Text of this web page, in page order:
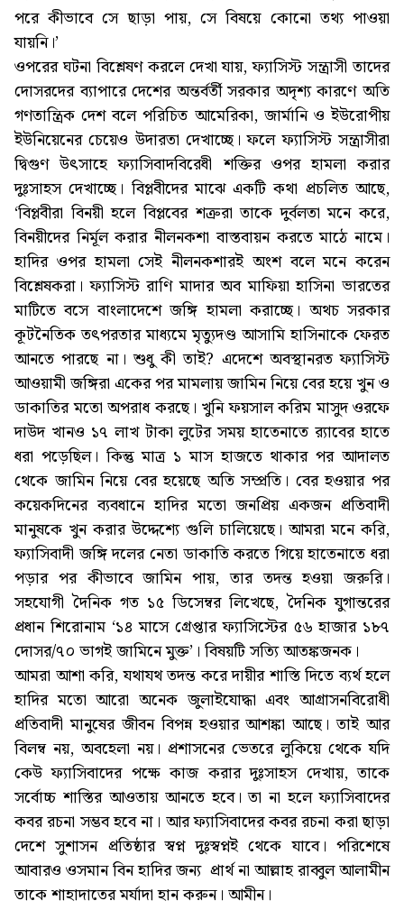
পরে কীভাবে সে ছাড়া পায়, সে বিষয়ে কোনো তথ্য পাওয়া
যায়নি।’
ওপরের ঘটনা বিশ্লেষণ করলে দেখা যায়, ফ্যাসিস্ট সন্ত্রাসী তাদের
দোসরদের ব্যাপারে দেশের অন্তর্বর্তী সরকার অদৃশ্য কারণে অতি
গণতান্ত্রিক দেশ বলে পরিচিত আমেরিকা, জার্মানি ও ইউরোপীয়
ইউনিয়েনের চেয়েও উদারতা দেখাচ্ছে। ফলে ফ্যাসিস্ট সন্ত্রাসীরা
দ্বিগুণ উৎসাহে ফ্যাসিবাদবিরেধী শক্তির ওপর হামলা করার
দুঃসাহস দেখাচ্ছে। বিপ্লবীদের মাঝে একটি কথা প্রচলিত আছে,
‘বিপ্লবীরা বিনয়ী হলে বিপ্লবের শত্রুরা তাকে দুর্বলতা মনে করে,
বিনয়ীদের নির্মূল করার নীলনকশা বাস্তবায়ন করতে মাঠে নামে।
হাদির ওপর হামলা সেই নীলনকশারই অংশ বলে মনে করেন
বিশ্লেষকরা। ফ্যাসিস্ট রাণি মাদার অব মাফিয়া হাসিনা ভারতের
মাটিতে বসে বাংলাদেশে জঙ্গি হামলা করাচ্ছে। অথচ সরকার
কূটনৈতিক তৎপরতার মাধ্যমে মৃত্যুদণ্ড আসামি হাসিনাকে ফেরত
আনতে পারছে না। শুধু কী তাই? এদেশে অবস্থানরত ফ্যাসিস্ট
আওয়ামী জঙ্গিরা একের পর মামলায় জামিন নিয়ে বের হয়ে খুন ও
ডাকাতির মতো অপরাধ করছে। খুনি ফয়সাল করিম মাসুদ ওরফে
দাউদ খানও ১৭ লাখ টাকা লুটের সময় হাতেনাতে র‌্যাবের হাতে
ধরা পড়েছিল। কিন্তু মাত্র ১ মাস হাজতে থাকার পর আদালত
থেকে জামিন নিয়ে বের হয়েছে অতি সম্প্রতি। বের হওয়ার পর
কয়েকদিনের ব্যবধানে হাদির মতো জনপ্রিয় একজন প্রতিবাদী
মানুষকে খুন করার উদ্দেশ্যে গুলি চালিয়েছে। আমরা মনে করি,
ফ্যাসিবাদী জঙ্গি দলের নেতা ডাকাতি করতে গিয়ে হাতেনাতে ধরা
পড়ার পর কীভাবে জামিন পায়, তার তদন্ত হওয়া জরুরি।
সহযোগী দৈনিক গত ১৫ ডিসেম্বর লিখেছে, দৈনিক যুগান্তরের
প্রধান শিরোনাম ‘১৪ মাসে গ্রেপ্তার ফ্যাসিস্টের ৫৬ হাজার ১৮৭
দোসর/৭০ ভাগই জামিনে মুক্ত’। বিষয়টি সত্যি আতঙ্কজনক।
আমরা আশা করি, যথাযথ তদন্ত করে দায়ীর শাস্তি দিতে ব্যর্থ হলে
হাদির মতো আরো অনেক জুলাইযোদ্ধা এবং আগ্রাসনবিরোধী
প্রতিবাদী মানুষের জীবন বিপন্ন হওয়ার আশঙ্কা আছে। তাই আর
বিলম্ব নয়, অবহেলা নয়। প্রশাসনের ভেতরে লুকিয়ে থেকে যদি
কেউ ফ্যাসিবাদের পক্ষে কাজ করার দুঃসাহস দেখায়, তাকে
সর্বোচ্চ শাস্তির আওতায় আনতে হবে। তা না হলে ফ্যাসিবাদের
কবর রচনা সম্ভব হবে না। আর ফ্যাসিবাদের কবর রচনা করা ছাড়া
দেশে সুশাসন প্রতিষ্ঠার স্বপ্ন দুঃস্বপ্নই থেকে যাবে। পরিশেষে
আবারও ওসমান বিন হাদির জন্য প্রার্থ না আল্লাহ রাব্বুল আলামীন
তাকে শাহাদাতের মর্যাদা হান করুন। আমীন।